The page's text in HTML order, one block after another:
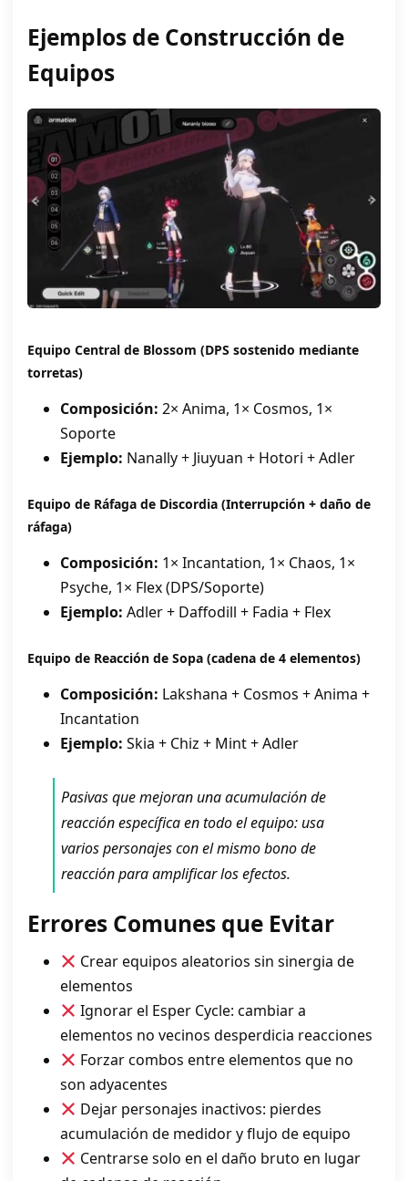
Ejemplos de Construcción de
Equipos
Equipo Central de Blossom (DPS sostenido mediante
torretas)
Composición: 2× Anima, 1× Cosmos, 1×
Soporte
Ejemplo: Nanally + Jiuyuan + Hotori + Adler
Equipo de Ráfaga de Discordia (Interrupción + daño de
ráfaga)
Composición: 1× Incantation, 1× Chaos, 1×
Psyche, 1× Flex (DPS/Soporte)
Ejemplo: Adler + Daffodill + Fadia + Flex
Equipo de Reacción de Sopa (cadena de 4 elementos)
Composición: Lakshana + Cosmos + Anima +
Incantation
Ejemplo: Skia + Chiz + Mint + Adler
Pasivas que mejoran una acumulación de
reacción específica en todo el equipo: usa
varios personajes con el mismo bono de
reacción para amplificar los efectos.
Errores Comunes que Evitar
Crear equipos aleatorios sin sinergia de
elementos
Ignorar el Esper Cycle: cambiar a
elementos no vecinos desperdicia reacciones
Forzar combos entre elementos que no
son adyacentes
Dejar personajes inactivos: pierdes
acumulación de medidor y flujo de equipo
Centrarse solo en el daño bruto en lugar